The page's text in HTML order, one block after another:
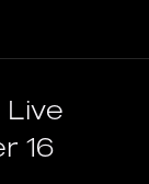
16